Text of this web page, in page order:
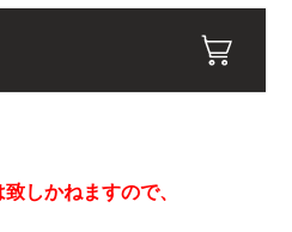
しかねますので、